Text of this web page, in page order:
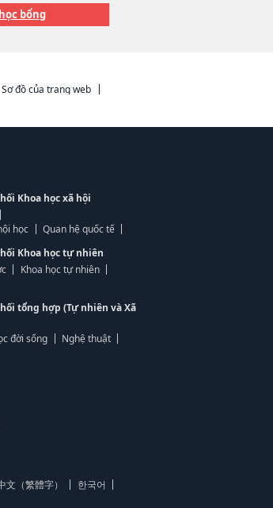
bổng
Sơ đồ của trang web
Khoa học xã hội
học
Quan hệ quốc tế
Khoa học tự nhiên
Khoa học tự nhiên
tổng hợp (Tự nhiên và Xã
đời sống
Nghệ thuật
文（繁體字）
한국어